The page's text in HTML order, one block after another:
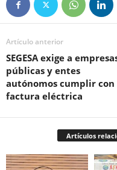
Artículo anterior
SEGESA exige a
públicas y entes
autónomos cumplir con
factura eléctrica
Artículos